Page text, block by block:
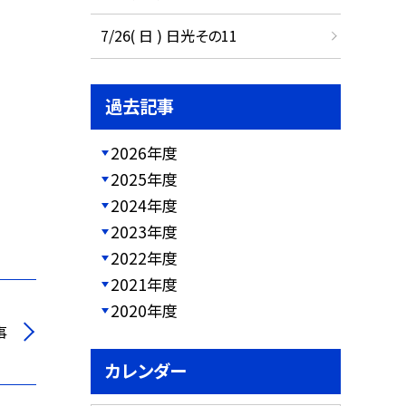
7/26( 日 ) 日光その11
過去記事
2026年度
2025年度
2024年度
2023年度
2022年度
2021年度
2020年度
カレンダー